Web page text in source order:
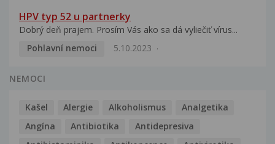
HPV typ 52 u partnerky
Dobrý deň prajem. Prosím Vás ako sa dá vyliečiť vírus...
Pohlavní nemoci
5.10.2023
NEMOCI
Kašel Alergie Alkoholismus
Analgetika
Angína
Antibiotika
Antidepresiva